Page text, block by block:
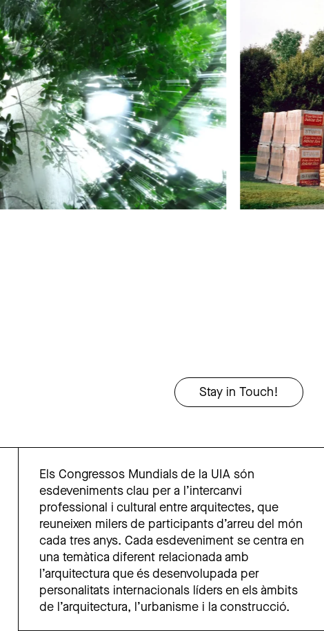
Els Congressos Mundials de la UIA són
esdeveniments clau per a l’intercanvi
professional i cultural entre arquitectes, que
reuneixen milers de participants d’arreu del món
cada tres anys. Cada esdeveniment se centra en
una temàtica diferent relacionada amb
l’arquitectura que és desenvolupada per
personalitats internacionals líders en els àmbits
de l’arquitectura, l’urbanisme i la construcció.